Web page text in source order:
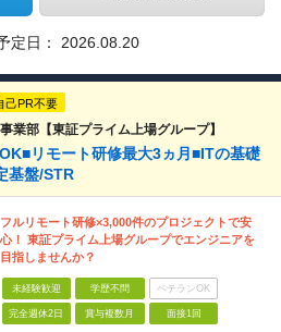
定日： 2026.08.20
己PR不要
業部【東証プライム上場グループ】
リモート研修最大3ヵ月■ITの基礎
基盤/STR
フルリモート研修×3,000件のプロジェクトで安
心！ 東証プライム上場グループでエンジニアを
目指しませんか？
未経験歓迎 学歴不問 ベテランOK
完全週休2日 賞与複数月 面接1回